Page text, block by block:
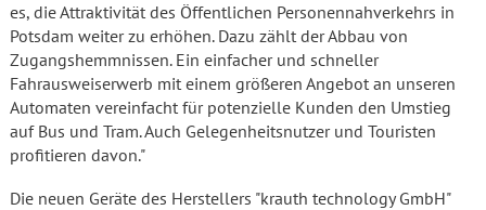
es, die Attraktivität des Öffentlichen Personennahverkehrs in
Potsdam weiter zu erhöhen. Dazu zählt der Abbau von
Zugangshemmnissen. Ein einfacher und schneller
Fahrausweiserwerb mit einem größeren Angebot an unseren
Automaten vereinfacht für potenzielle Kunden den Umstieg
auf Bus und Tram. Auch Gelegenheitsnutzer und Touristen
profitieren davon."
Die neuen Geräte des Herstellers "krauth technology GmbH"